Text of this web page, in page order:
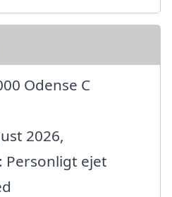
Odense C
2026,
Personligt ejet